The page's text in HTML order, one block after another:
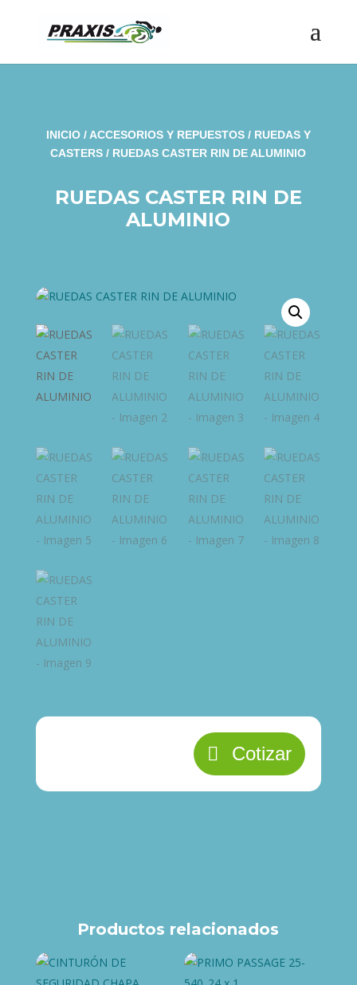
INICIO/ ACCESORIOS Y REPUESTOS/ RUEDAS Y
CASTERS / RUEDAS CASTER RIN DE ALUMINIO
RUEDAS CASTER RIN DE
ALUMINIO
Cotizar
Productos relacionados